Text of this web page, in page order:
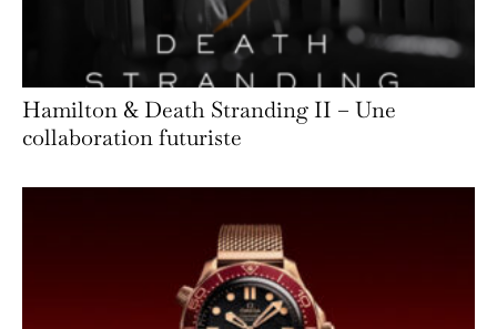
Hamilton & Death Stranding II – Une
collaboration futuriste